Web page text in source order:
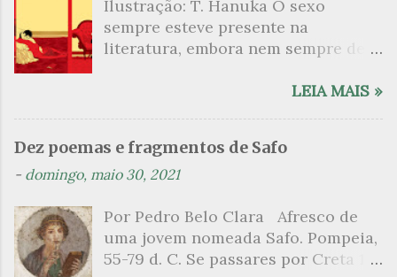
Ilustração: T. Hanuka O sexo
sempre esteve presente na
literatura, embora nem sempre de
que mergulharam em sua própria
psicanalítico e findaram por revelar
a partir dessa intimidade o lado
apresenta um conjunto de livros
nos quais os escritores se
desnudam, livros que dispensam o
LEIA MAIS »
Dez poemas e fragmentos de Safo
- domingo, maio 30, 2021
Por Pedro Belo Clara Afresco de
uma jovem nomeada Safo. Pompeia,
55-79 d. C. Se passares por Creta 1